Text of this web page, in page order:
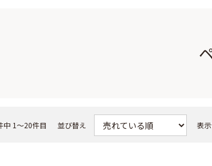
中 1〜20件目 並び替え 表